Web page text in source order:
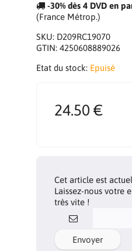
-30% dès 4 DVD en
(France Métrop.)
SKU: D209RC19070
GTIN: 4250608889026
Etat du stock: Epuisé
24.50 €
Cet article est
Laissez-nous votre
très vite !
Envoyer